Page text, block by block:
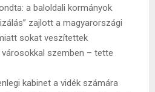
a baloldali kormányok
zajlott a magyarországi
sokat veszítettek
szemben – tette
kabinet a vidék számára